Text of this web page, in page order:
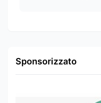
Sponsorizzato